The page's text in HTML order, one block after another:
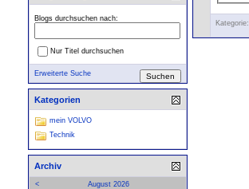
Kategorie:
Blogs durchsuchen nach:
Nur Titel durchsuchen
Erweiterte Suche
Kategorien
mein VOLVO
Technik
Archiv
<
August 2026